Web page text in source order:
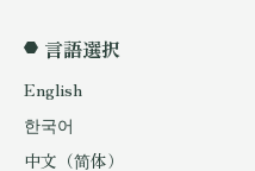
言語選択
English
한국어
中文（简体）